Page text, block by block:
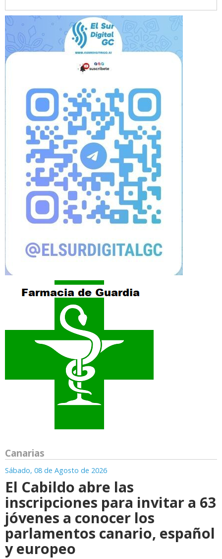
Canarias
Sábado, 08 de Agosto de 2026
El Cabildo abre las
inscripciones para invitar a 63
jóvenes a conocer los
parlamentos canario, español
y europeo